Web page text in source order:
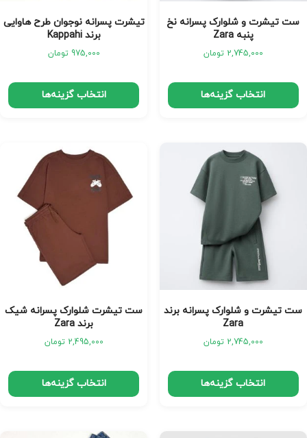
ست تیشرت و شلوارک پسرانه نخ
پنبه Zara
2,745,000 تومان
انتخاب گزینه‌ها
تیشرت پسرانه نوجوان طرح هاوایی
برند Kappahi
975,000 تومان
انتخاب گزینه‌ها
ست تیشرت و شلوارک پسرانه برند
Zara
2,745,000 تومان
انتخاب گزینه‌ها
ست تیشرت شلوارک پسرانه شیک
برند Zara
2,495,000 تومان
انتخاب گزینه‌ها